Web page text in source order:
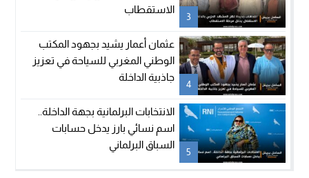
3
الاستقطاب
4
عثمان أعمار يشيد بجهود المكتب
الوطني المغربي للسياحة في تعزيز
جاذبية الداخلة
5
الانتخابات البرلمانية بجهة الداخلة..
اسم نسائي بارز يدخل حسابات
السباق البرلماني